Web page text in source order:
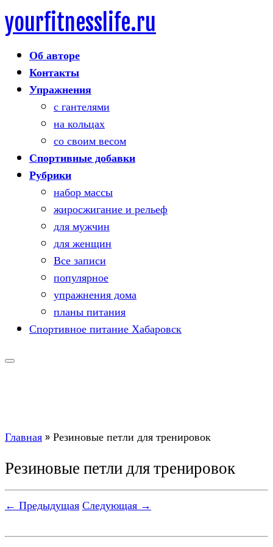
Skip
to
content
yourfitnesslife.ru
Об авторе
Контакты
Упражнения
с гантелями
на кольцах
со своим весом
Спортивные добавки
Рубрики
набор массы
жиросжигание и рельеф
для мужчин
для женщин
Все записи
популярное
упражнения дома
планы питания
Спортивное питание Хабаровск
Главная»Резиновые петли для тренировок
Резиновые петли для тренировок
← ПредыдущаяСледующая →